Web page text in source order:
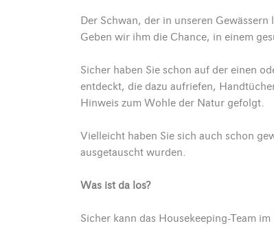
Der Schwan, der in unseren
Geben wir ihm die Chance, in einem
Sicher haben Sie schon auf der einen
entdeckt, die dazu aufriefen,
Hinweis zum Wohle der Natur gefolgt.
Vielleicht haben Sie sich auch schon
ausgetauscht wurden.
Was ist da los?
Sicher kann das Housekeeping-Team